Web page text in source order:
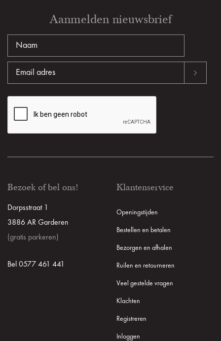
Aanmelden nieuwsbrief
Bezoek of bel ons!
Dorpsstraat 1
3886 AR Garderen
(gratis parkeren)
Bel 0577 461 441
Klantenservice
Openingstijden
Bestellen en betalen
Bezorgen en afhalen
Ruilen en retourneren
Veel gestelde vragen
Klachten
Registreren
Inloggen